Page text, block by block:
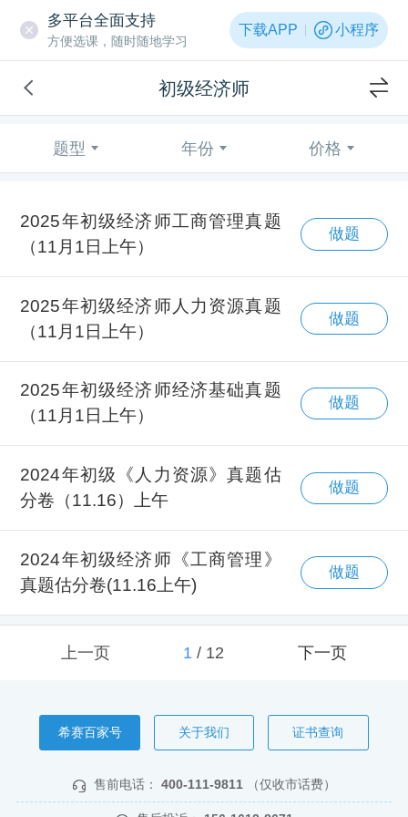
多平台全面支持
方便选课，随时随地学习
下载APP 小程序
初级经济师
题型 年份 价格
2025年初级经济师工商管理真题
（11月1日上午）
做题
2025年初级经济师人力资源真题
（11月1日上午）
做题
2025年初级经济师经济基础真题
（11月1日上午）
做题
2024年初级《人力资源》真题估
分卷（11.16）上午
做题
2024年初级经济师《工商管理》
真题估分卷(11.16上午)
做题
上一页 1/ 12 下一页
希赛百家号 关于我们 证书查询
售前电话： 400-111-9811 （仅收市话费）